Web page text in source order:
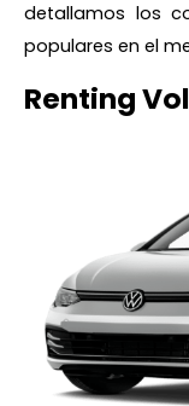
detallamos los
populares en el
Renting